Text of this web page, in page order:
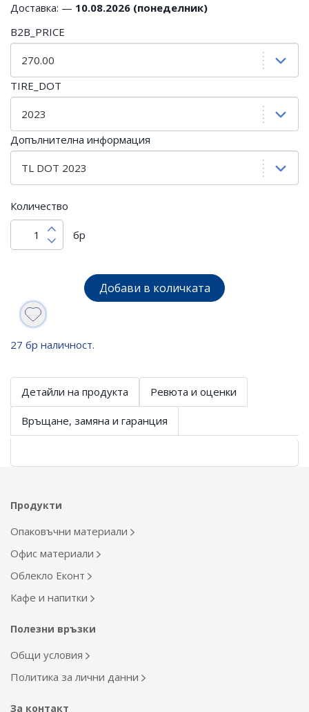
Доставка: — 10.08.2026 (понеделник)
B2B_PRICE
TIRE_DOT
Допълнителна информация
Количество
бр
Добави в количката
27 бр наличност.
Детайли на продукта Ревюта и оценки
Връщане, замяна и гаранция
Продукти
Опаковъчни материали
Офис материали
Облекло Еконт
Кафе и напитки
Полезни връзки
Общи условия
Политика за лични данни
За контакт